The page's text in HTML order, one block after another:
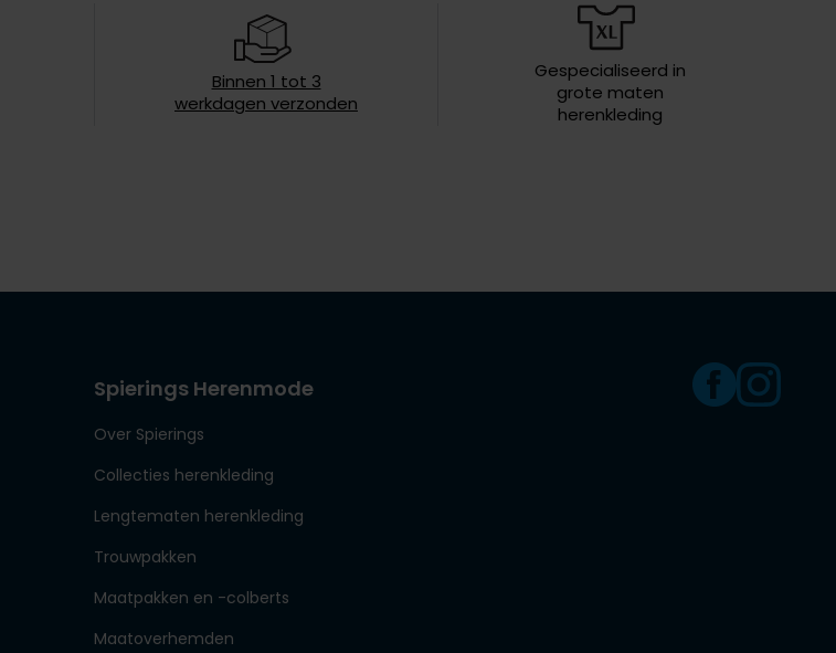
toegestaan voor de droger, strijken
op lage temperatuur, chemish
Binnen 1 tot 3
werkdagen verzonden
Gespecialiseerd in
grote maten
herenkleding
Spierings Herenmode
Over Spierings
Collecties herenkleding
Lengtematen herenkleding
Trouwpakken
Maatpakken en -colberts
Maatoverhemden